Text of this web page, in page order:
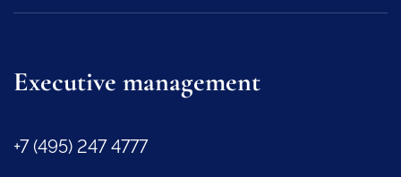
Executive management
+7 (495) 247 4777